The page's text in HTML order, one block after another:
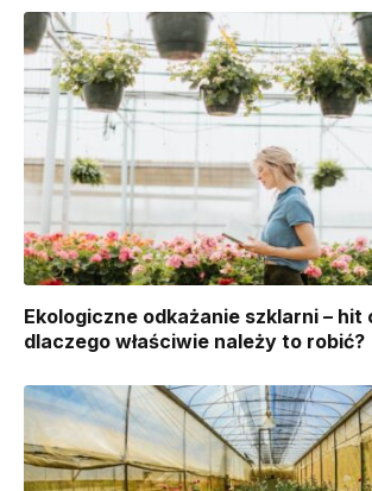
Ekologiczne odkażanie szklarni – hit
dlaczego właściwie należy to robić?